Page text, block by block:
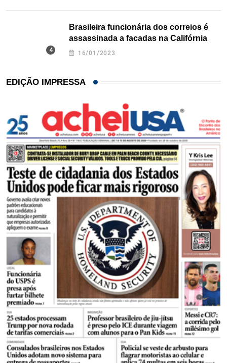
Brasileira funcionária dos correios é
assassinada a facadas na Califórnia
16/01/2023
EDIÇÃO IMPRESSA